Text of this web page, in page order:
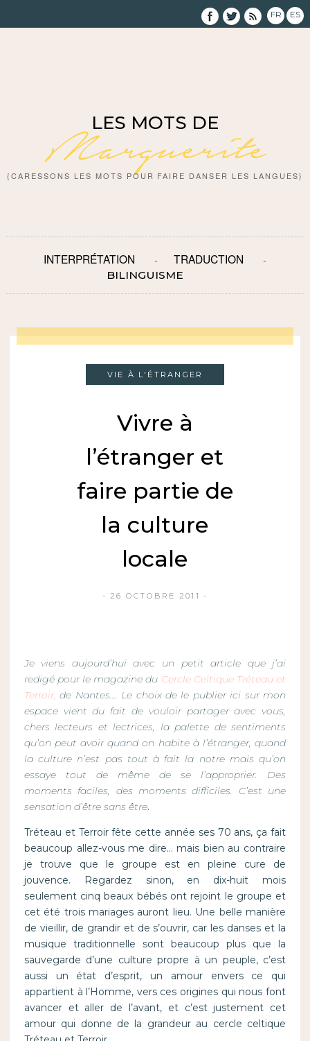
FR ES
LES MOTS DE
Marguerite
{CARESSONS LES MOTS POUR FAIRE DANSER LES LANGUES}
INTERPRÉTATION TRADUCTION
BILINGUISME
VIE À L'ÉTRANGER
Vivre à
l’étranger et
faire partie de
la culture
locale
26 OCTOBRE 2011
Je viens aujourd’hui avec un petit article que j’ai
redigé pour le magazine du Cercle Celtique Tréteau et
Terroir, de Nantes…. Le choix de le publier ici sur mon
espace vient du fait de vouloir partager avec vous,
chers lecteurs et lectrices, la palette de sentiments
qu’on peut avoir quand on habite à l’étranger, quand
la culture n’est pas tout à fait la notre mais qu’on
essaye tout de même de se l’approprier. Des
moments faciles, des moments difficiles. C’est une
sensation d’être sans être.
Tréteau et Terroir fête cette année ses 70 ans, ça fait
beaucoup allez-vous me dire… mais bien au contraire
je trouve que le groupe est en pleine cure de
jouvence. Regardez sinon, en dix-huit mois
seulement cinq beaux bébés ont rejoint le groupe et
cet été trois mariages auront lieu. Une belle manière
de vieillir, de grandir et de s’ouvrir, car les danses et la
musique traditionnelle sont beaucoup plus que la
sauvegarde d’une culture propre à un peuple, c’est
aussi un état d’esprit, un amour envers ce qui
appartient à l’Homme, vers ces origines qui nous font
avancer et aller de l’avant, et c’est justement cet
amour qui donne de la grandeur au cercle celtique